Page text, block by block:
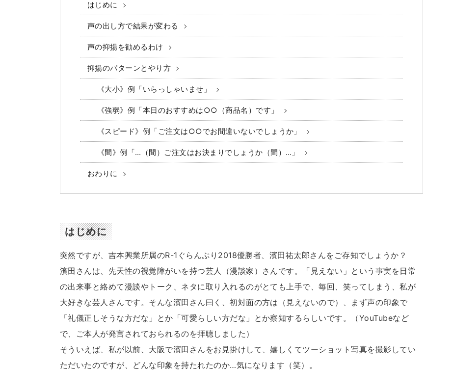
はじめに
声の出し方で結果が変わる
声の抑揚を勧めるわけ
抑揚のパターンとやり方
《大小》例「いらっしゃいませ」
《強弱》例「本日のおすすめは○○（商品名）です」
《スピード》例「ご注文は○○でお間違いないでしょうか」
《間》例「…（間）ご注文はお決まりでしょうか（間）…」
おわりに
はじめに
突然ですが、吉本興業所属のR-1ぐらんぷり2018優勝者、濱田祐太郎さんをご存知でしょうか？
濱田さんは、先天性の視覚障がいを持つ芸人（漫談家）さんです。「見えない」という事実を日常
の出来事と絡めて漫談やトーク、ネタに取り入れるのがとても上手で、毎回、笑ってしまう、私が
大好きな芸人さんです。そんな濱田さん曰く、初対面の方は（見えないので）、まず声の印象で
「礼儀正しそうな方だな」とか「可愛らしい方だな」とか察知するらしいです。（YouTubeなど
で、ご本人が発言されておられるのを拝聴しました）
そういえば、私が以前、大阪で濱田さんをお見掛けして、嬉しくてツーショット写真を撮影してい
ただいたのですが、どんな印象を持たれたのか…気になります（笑）。